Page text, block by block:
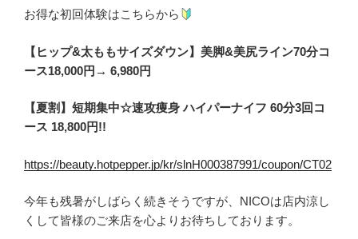
お得な初回体験はこちらから
【ヒップ&太ももサイズダウン】美脚&美尻ライン70分コ
ース18,000円→ 6,980円
【夏割】短期集中☆速攻痩身 ハイパーナイフ 60分3回コ
ース 18,800円!!
https://beauty.hotpepper.jp/kr/slnH000387991/coupon/CT02
今年も残暑がしばらく続きそうですが、NICOは店内涼し
くして皆様のご来店を心よりお待ちしております。